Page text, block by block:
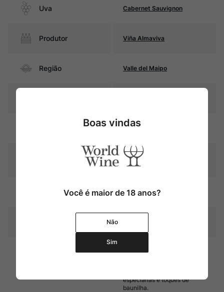
Uva Cabernet Sauvignon
Produtor Viña Almaviva
Região Valle del Maipo
Rubi intenso com reflexos
Graduação Alcóoli
14,5%
Amadurecimento
12 meses em barricas de
carvalho francês
especiarias e toques de
baunilha.
Boas vindas
Você é maior de 18 anos?
Não
Sim